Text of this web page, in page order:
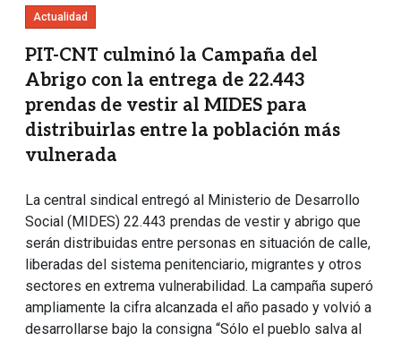
Actualidad
PIT-CNT culminó la Campaña del
Abrigo con la entrega de 22.443
prendas de vestir al MIDES para
distribuirlas entre la población más
vulnerada
La central sindical entregó al Ministerio de Desarrollo
Social (MIDES) 22.443 prendas de vestir y abrigo que
serán distribuidas entre personas en situación de calle,
liberadas del sistema penitenciario, migrantes y otros
sectores en extrema vulnerabilidad. La campaña superó
ampliamente la cifra alcanzada el año pasado y volvió a
desarrollarse bajo la consigna “Sólo el pueblo salva al